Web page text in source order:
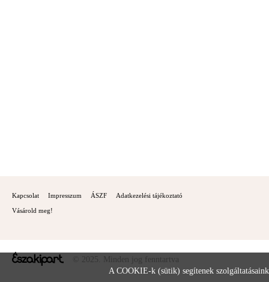
Kapcsolat Impresszum ÁSZF Adatkezelési tájékoztató
Vásárold meg!
© 2025. Minden jog fenntartva
A COOKIE-k (sütik) segítenek